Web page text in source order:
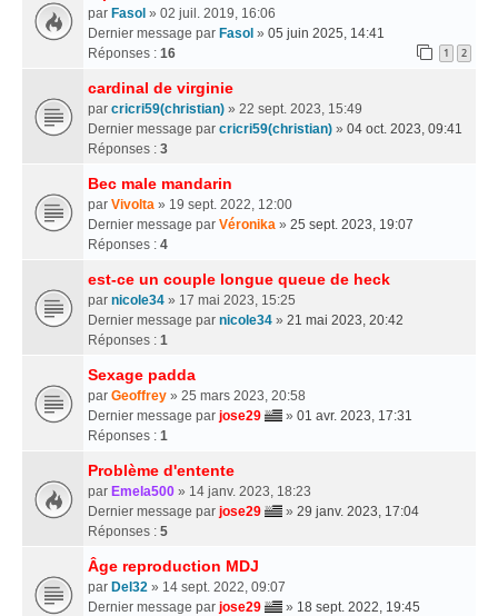
par Fasol » 02 juil. 2019, 16:06
Dernier message par Fasol » 05 juin 2025, 14:41
Réponses : 16 1 2
cardinal de virginie
par cricri59(christian) » 22 sept. 2023, 15:49
Dernier message par cricri59(christian) » 04 oct. 2023, 09:41
Réponses : 3
Bec male mandarin
par Vivolta » 19 sept. 2022, 12:00
Dernier message par Véronika » 25 sept. 2023, 19:07
Réponses : 4
est-ce un couple longue queue de heck
par nicole34 » 17 mai 2023, 15:25
Dernier message par nicole34 » 21 mai 2023, 20:42
Réponses : 1
Sexage padda
par Geoffrey » 25 mars 2023, 20:58
Dernier message par jose29 » 01 avr. 2023, 17:31
Réponses : 1
Problème d'entente
par Emela500 » 14 janv. 2023, 18:23
Dernier message par jose29 » 29 janv. 2023, 17:04
Réponses : 5
Âge reproduction MDJ
par Del32 » 14 sept. 2022, 09:07
Dernier message par jose29 » 18 sept. 2022, 19:45